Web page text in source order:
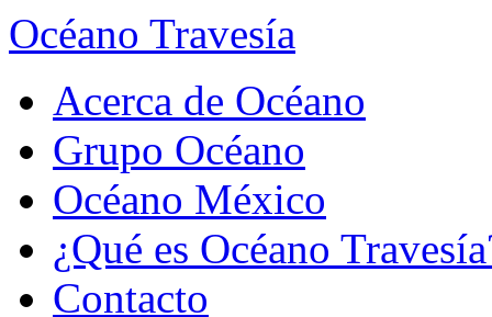
Océano Travesía
Acerca de Océano
Grupo Océano
Océano México
¿Qué es Océano
Contacto